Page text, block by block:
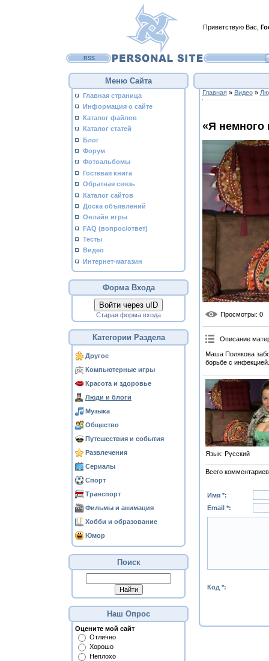
Приветствую Вас
RSS
Меню Сайта
Главная страница
Информация о сайте
Каталог файлов
Каталог статей
Блог
Форум
Фотоальбомы
Гостевая книга
Обратная связь
Каталог сайтов
Доска объявлений
Онлайн игры
FAQ (вопрос/ответ)
Тесты
Видео
Интернет-магазин
Форма Входа
Войти через uID
Старая форма входа
Категории Раздела
Другое
Компьютерные игры
Красота и здоровье
Люди и блоги
Музыка
Общество
Путешествия и события
Развлечения
Сериалы
Спорт
Транспорт
Фильмы и анимация
Хобби и образование
Юмор
Поиск
Наш Опрос
Оцените мой сайт
Отлично
Хорошо
Неплохо
Главная» Видео»
«Я немного
Просмотры: 0
Описание
Маша Полякова
борьбе с инфекцией.
Язык: Русский
Всего комментариев
Имя *:
Email *:
Код *: